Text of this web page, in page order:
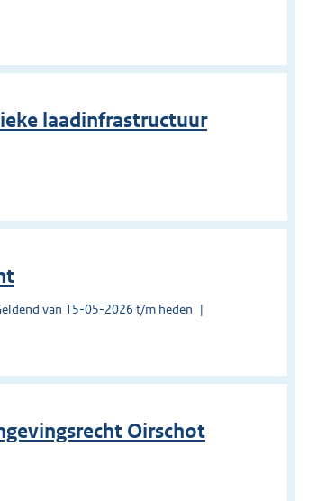
laadinfrastructuur
van 15-05-2026 t/m heden
Oirschot